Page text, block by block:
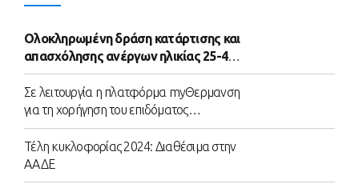
Ολοκληρωμένη δράση κατάρτισης και
απασχόλησης ανέργων ηλικίας 25-45
ετών
Σε λειτουργία η πλατφόρμα myΘερμανση
για τη χορήγηση του επιδόματος
θέρμανσης
Τέλη κυκλοφορίας 2024: Διαθέσιμα στην
ΑΑΔΕ